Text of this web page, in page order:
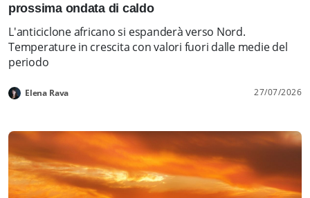
prossima ondata di caldo
L'anticiclone africano si espanderà verso Nord.
Temperature in crescita con valori fuori dalle medie del
periodo
Elena Rava 27/07/2026